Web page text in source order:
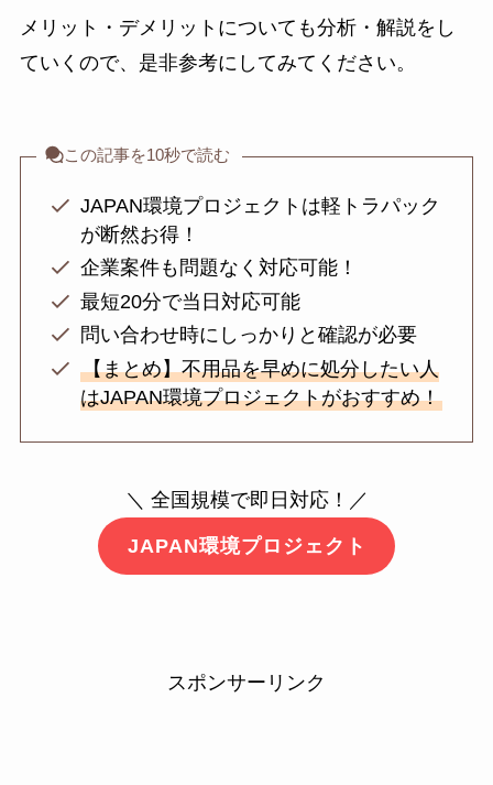
メリット・デメリットについても分析・解説をし
ていくので、是非参考にしてみてください。
この記事を10秒で読む
JAPAN環境プロジェクトは軽トラパック
が断然お得！
企業案件も問題なく対応可能！
最短20分で当日対応可能
問い合わせ時にしっかりと確認が必要
【まとめ】不用品を早めに処分したい人
はJAPAN環境プロジェクトがおすすめ！
＼ 全国規模で即日対応！／
JAPAN環境プロジェクト
スポンサーリンク